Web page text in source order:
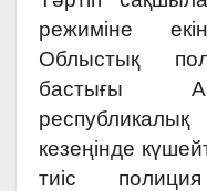
режиміне
Облыстық
бастығы
кезеңінде
тиіс